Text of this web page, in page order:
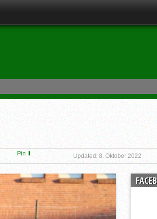
Pin It Updated: 8. Oktober 2022